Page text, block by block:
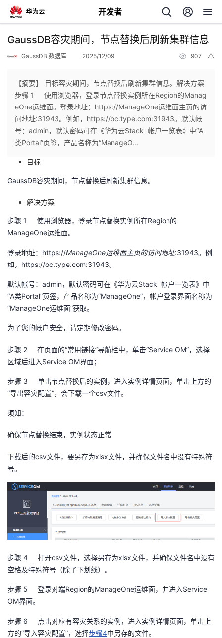
开发者
返
个
人
我
的
发
我
的
博
我
的
坛
我
圈
子
的
直
我
的
动
我
关
注
的
开
学
堂
的
课
我
的
我
我
的
我
持
的
技
术
我
的
云
GaussDB容灾期间，节点替换后刷新集群信息
GaussDB 数据库 2025/12/09 907
【摘要】 目标容灾期间，节点替换后刷新集群信息。解决方案
步骤 1 使用浏览器，登录节点替换实例所在Region的Manag
eOne运维面。登录地址：https://ManageOne运维面主页的访
问地址:31943。例如，https://oc.type.com:31943。默认帐
号：admin，默认密码可在《华为云Stack 帐户一览表》中“A
类Portal”页签，产品名称为“ManageO...
目标
GaussDB容灾期间，节点替换后刷新集群信息。
解决方案
步骤 1 使用浏览器，登录节点替换实例所在Region的
ManageOne运维面。
登录地址： https://ManageOne运维面主页的访问地址:31943。例
如， https://oc.type.com:31943。
默认帐号： admin，默认密码可在《华为云Stack 帐户一览表》中
“A类Portal”页签，产品名称为“ManageOne”，帐户登录界面名称为
“ManageOne运维面”获取。
为了您的帐户安全，请定期修改密码。
步骤 2 在页面的“常用链接”导航栏中，单击“Service OM”，选择
区域后进入Service OM界面；
步骤 3
单击节点替换后的实例，进入实例详情页面，单击上方的
“导出容灾配置”，会下载一个csv文件。
须知：
确保节点替换结束，实例状态正常
下载后的csv文件，要另存为xlsx文件，并确保文件名中没有特殊符
号。
步骤 4 打开csv文件，选择另存为xlsx文件，并确保文件名中没有
空格及特殊符号（除了下划线）。
步骤 5 登录对端Region的ManageOne运维面，并进入Service
OM界面。
步骤 6
点击对应有容灾关系的实例，进入实例详情页面，单击上
方的“导入容灾配置”，选择步骤4中另存的文件。